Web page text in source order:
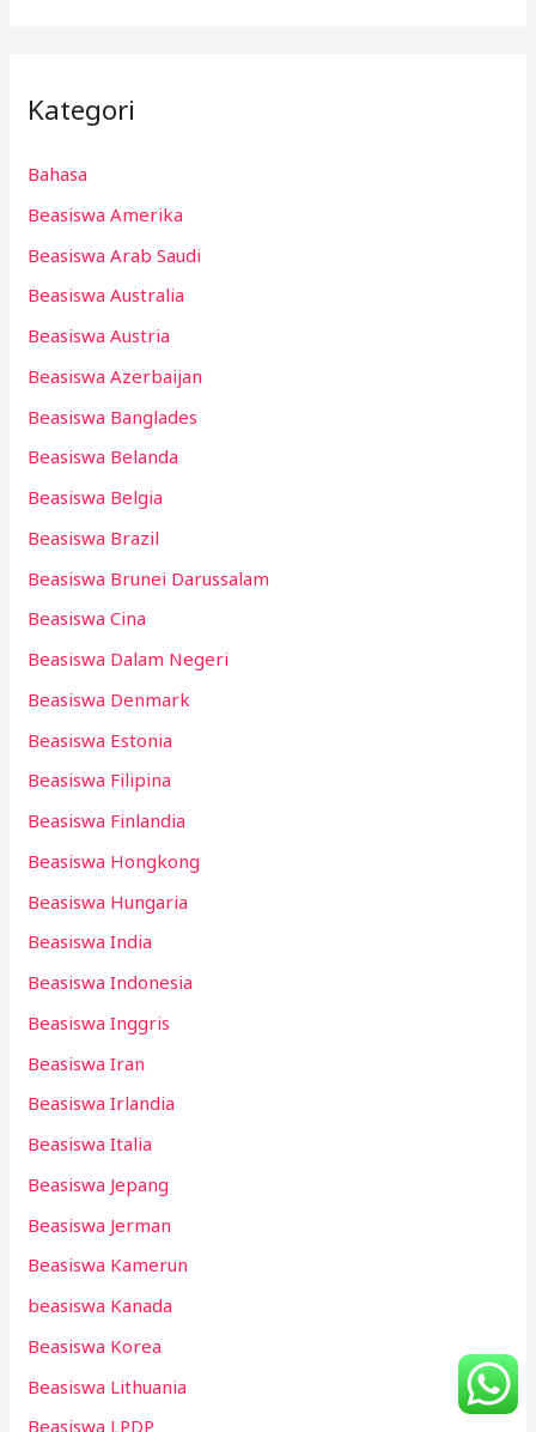
Kategori
Bahasa
Beasiswa Amerika
Beasiswa Arab Saudi
Beasiswa Australia
Beasiswa Austria
Beasiswa Azerbaijan
Beasiswa Banglades
Beasiswa Belanda
Beasiswa Belgia
Beasiswa Brazil
Beasiswa Brunei Darussalam
Beasiswa Cina
Beasiswa Dalam Negeri
Beasiswa Denmark
Beasiswa Estonia
Beasiswa Filipina
Beasiswa Finlandia
Beasiswa Hongkong
Beasiswa Hungaria
Beasiswa India
Beasiswa Indonesia
Beasiswa Inggris
Beasiswa Iran
Beasiswa Irlandia
Beasiswa Italia
Beasiswa Jepang
Beasiswa Jerman
Beasiswa Kamerun
beasiswa Kanada
Beasiswa Korea
Beasiswa Lithuania
Beasiswa LPDP